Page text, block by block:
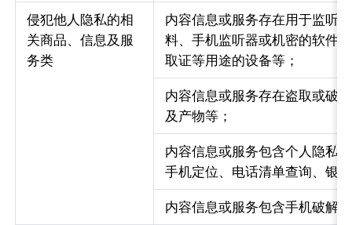
侵犯他人隐私的相
关商品、信息及服
务类
内容信息或服务存在用于监听
料、手机监听器或机密的软件
取证等用途的设备等；
内容信息或服务存在盗取或破
及产物等；
内容信息或服务包含个人隐私
手机定位、电话清单查询、银
内容信息或服务包含手机破解